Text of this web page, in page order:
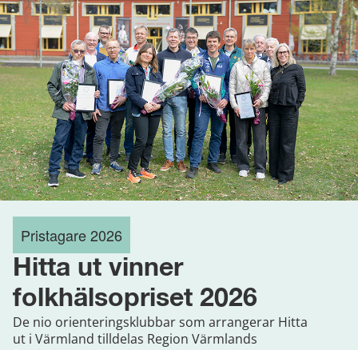
Pristagare 2026
Hitta ut vinner
folkhälsopriset 2026
De nio orienteringsklubbar som arrangerar Hitta
ut i Värmland tilldelas Region Värmlands